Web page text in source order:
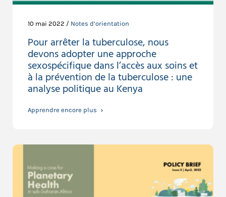
10 mai 2022 / Notes d’orientation
Pour arrêter la tuberculose, nous
devons adopter une approche
sexospécifique dans l’accès aux soins et
à la prévention de la tuberculose : une
analyse politique au Kenya
Apprendre encore plus